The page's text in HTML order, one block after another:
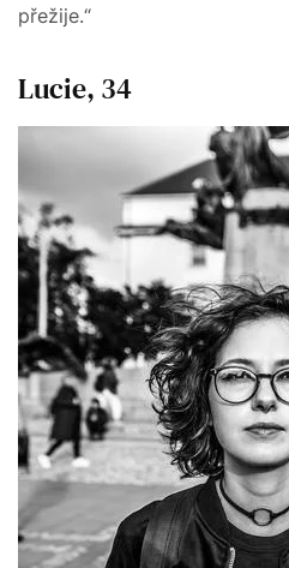
přežije.“
Lucie, 34